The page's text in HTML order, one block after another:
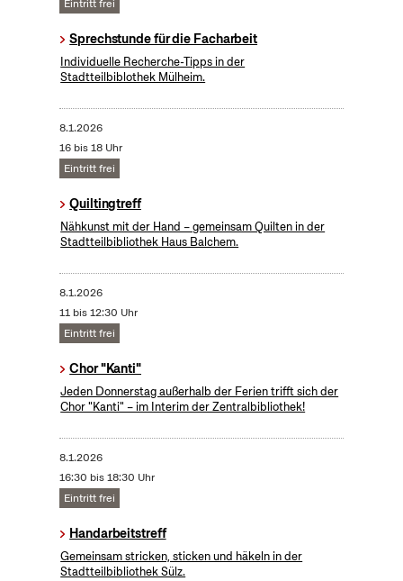
Eintritt frei
Sprechstunde für die Facharbeit
Individuelle Recherche-Tipps in der
Stadtteilbiblothek Mülheim.
8.1.2026
16 bis 18 Uhr
Eintritt frei
Quiltingtreff
Nähkunst mit der Hand – gemeinsam Quilten in der
Stadtteilbibliothek Haus Balchem.
8.1.2026
11 bis 12:30 Uhr
Eintritt frei
Chor "Kanti"
Jeden Donnerstag außerhalb der Ferien trifft sich der
Chor "Kanti" – im Interim der Zentralbibliothek!
8.1.2026
16:30 bis 18:30 Uhr
Eintritt frei
Handarbeitstreff
Gemeinsam stricken, sticken und häkeln in der
Stadtteilbibliothek Sülz.